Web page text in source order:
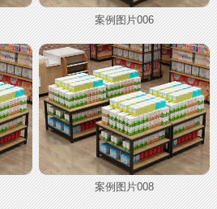
案例图片006
案例图片008